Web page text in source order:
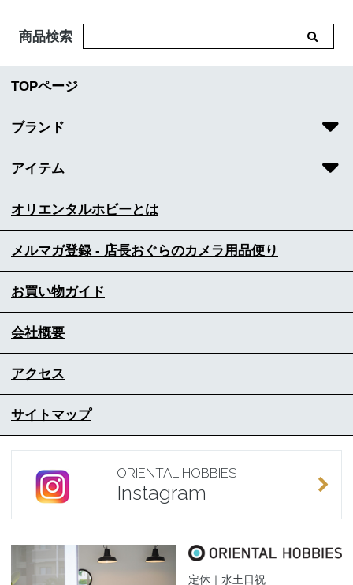
商品検索
TOPページ
ブランド
アイテム
オリエンタルホビーとは
メルマガ登録 - 店長おぐらのカメラ用品便り
お買い物ガイド
会社概要
アクセス
サイトマップ
ORIENTAL HOBBIES
Instagram
定休｜水土日祝